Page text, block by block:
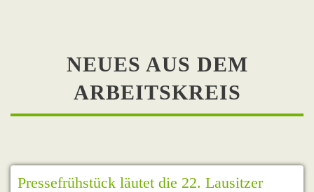
NEUES AUS DEM
ARBEITSKREIS
Pressefrühstück läutet die 22. Lausitzer